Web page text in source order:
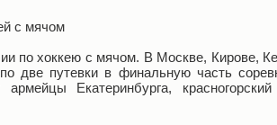
с мячом
по хоккею с мячом. В Москве, Кирове,
две путевки в финальную часть
Екатеринбурга,